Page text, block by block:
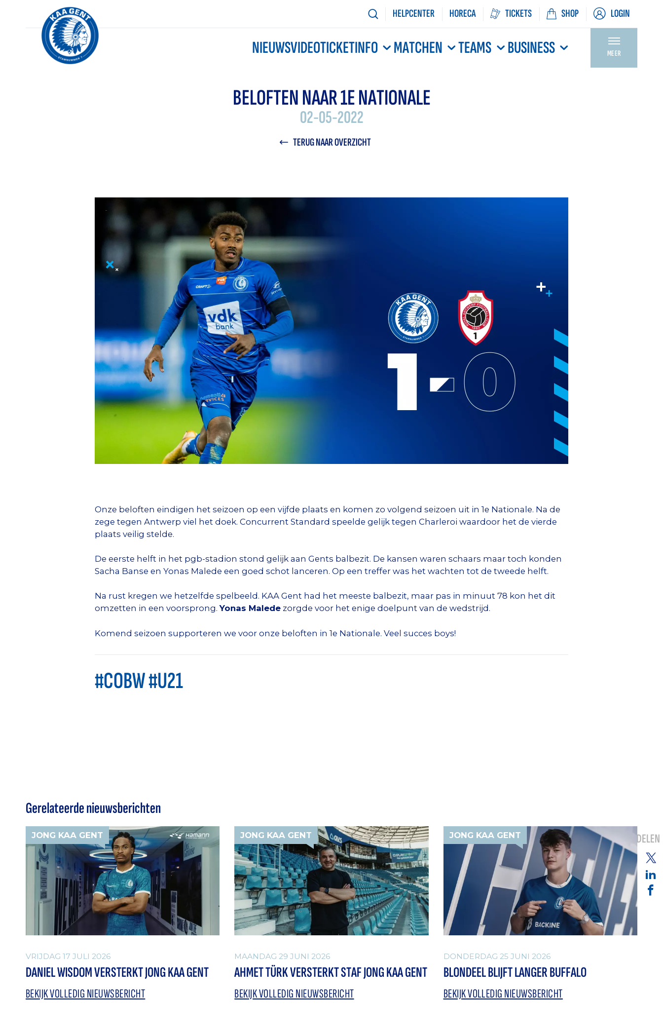
HELPCENTER HORECA TICKETS SHOP LOGIN
NIEUWSVIDEOTICKETINFO MATCHEN TEAMS BUSINESS MEER
BELOFTEN NAAR 1E NATIONALE
02-05-2022
TERUG NAAR OVERZICHT
Onze beloften eindigen het seizoen op een vijfde plaats en komen zo volgend seizoen uit in 1e Nationale. Na de
zege tegen Antwerp viel het doek. Concurrent Standard speelde gelijk tegen Charleroi waardoor het de vierde
plaats veilig stelde.
De eerste helft in het pgb-stadion stond gelijk aan Gents balbezit. De kansen waren schaars maar toch konden
Sacha Banse en Yonas Malede een goed schot lanceren. Op een treffer was het wachten tot de tweede helft.
Na rust kregen we hetzelfde spelbeeld. KAA Gent had het meeste balbezit, maar pas in minuut 78 kon het dit
omzetten in een voorsprong.Yonas Malede zorgde voor het enige doelpunt van de wedstrijd.
Komend seizoen supporteren we voor onze beloften in 1e Nationale. Veel succes boys!
#COBW #U21
Gerelateerde nieuwsberichten
JONG KAA GENT
VRIJDAG 17 JULI 2026
DANIEL WISDOM VERSTERKT JONG KAA GENT
BEKIJK VOLLEDIG NIEUWSBERICHT
JONG KAA GENT
MAANDAG 29 JUNI 2026
AHMET TÜRK VERSTERKT STAF JONG KAA GENT
BEKIJK VOLLEDIG NIEUWSBERICHT
JONG KAA GENT
DONDERDAG 25 JUNI 2026
BLONDEEL BLIJFT LANGER BUFFALO
BEKIJK VOLLEDIG NIEUWSBERICHT
DELEN